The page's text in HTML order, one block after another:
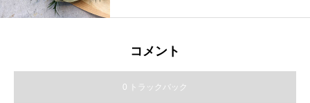
たっぷりかけた有頭大エビフライ
ースを少しつけて食べるのもおす
すめです！..本日もご来店お待ちし
ております。 …..《HAUS営業時
werbouquet#hausmatsue #島根#
コメント
0 トラックバック